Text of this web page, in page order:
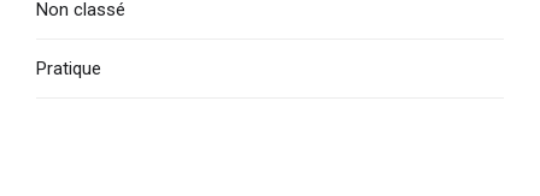
Non classé
Pratique